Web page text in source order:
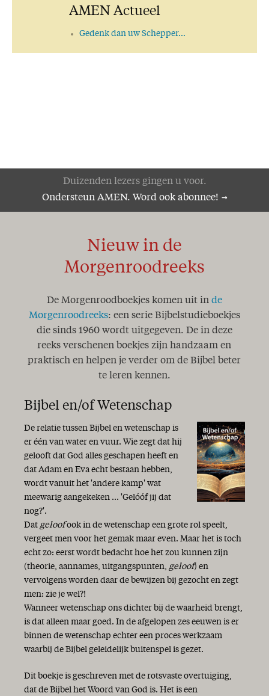
AMEN Actueel
Gedenk dan uw Schepper…
Duizenden lezers gingen u voor.
Ondersteun AMEN. Word ook abonnee!
Nieuw in de
Morgenroodreeks
De Morgenroodboekjes komen uit in de
Morgenroodreeks: een serie Bijbelstudieboekjes
die sinds 1960 wordt uitgegeven. De in deze
reeks verschenen boekjes zijn handzaam en
praktisch en helpen je verder om de Bijbel beter
te leren kennen.
Bijbel en/of Wetenschap
De relatie tussen Bijbel en wetenschap is
er één van water en vuur. Wie zegt dat hij
gelooft dat God alles geschapen heeft en
dat Adam en Eva echt bestaan hebben,
wordt vanuit het 'andere kamp' wat
meewarig aangekeken ... 'Gelóóf jij dat
nog?'.
Dat geloofook in de wetenschap een grote rol speelt,
vergeet men voor het gemak maar even. Maar het is toch
echt zo: eerst wordt bedacht hoe het zou kunnen zijn
(theorie, aannames, uitgangspunten, geloof) en
vervolgens worden daar de bewijzen bij gezocht en zegt
men: zie je wel?!
Wanneer wetenschap ons dichter bij de waarheid brengt,
is dat alleen maar goed. In de afgelopen zes eeuwen is er
binnen de wetenschap echter een proces werkzaam
waarbij de Bijbel geleidelijk buitenspel is gezet.
Dit boekje is geschreven met de rotsvaste overtuiging,
dat de Bijbel het Woord van God is. Het is een